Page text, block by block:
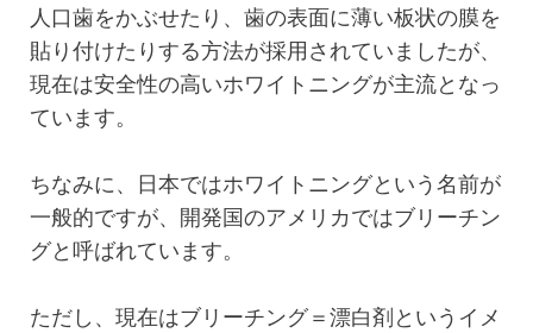
人口歯をかぶせたり、歯の表面に薄い板状の膜を
貼り付けたりする方法が採用されていましたが、
現在は安全性の高いホワイトニングが主流となっ
ています。
ちなみに、日本ではホワイトニングという名前が
一般的ですが、開発国のアメリカではブリーチン
グと呼ばれています。
ただし、現在はブリーチング＝漂白剤というイメ